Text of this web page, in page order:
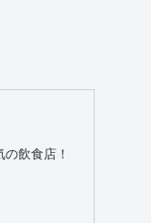
飲食店！